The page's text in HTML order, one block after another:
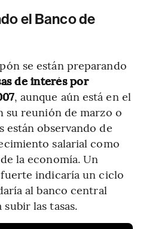
el Banco de
se están preparando
de interés por
, aunque aún está en el
su reunión de marzo o
están observando de
salarial como
la economía. Un
indicaría un ciclo
al banco central
las tasas.